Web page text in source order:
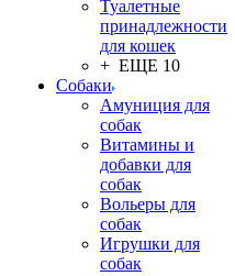
Туалетные
принадлежности
для кошек
+ ЕЩЕ 10
Собаки
Амуниция для
собак
Витамины и
добавки для
собак
Вольеры для
собак
Игрушки для
собак